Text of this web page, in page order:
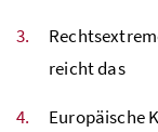
reicht das
Europäische